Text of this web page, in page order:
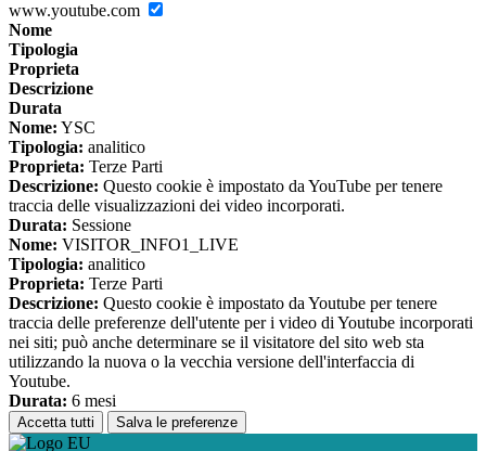
www.youtube.com
Nome
Tipologia
Proprieta
Descrizione
Durata
Nome: YSC
Tipologia: analitico
Proprieta: Terze Parti
Descrizione: Questo cookie è impostato da YouTube per tenere
traccia delle visualizzazioni dei video incorporati.
Durata: Sessione
Nome: VISITOR_INFO1_LIVE
Tipologia: analitico
Proprieta: Terze Parti
Descrizione: Questo cookie è impostato da Youtube per tenere
traccia delle preferenze dell'utente per i video di Youtube incorporati
nei siti; può anche determinare se il visitatore del sito web sta
utilizzando la nuova o la vecchia versione dell'interfaccia di
Youtube.
Durata: 6 mesi
Accetta tutti Salva le preferenze